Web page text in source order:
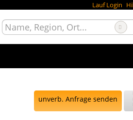
Lauf Login
unverb. Anfrage senden